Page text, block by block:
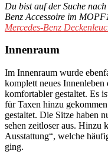
Du bist auf der Suche
Benz Accessoire im
Mercedes-Benz
Innenraum
Im Innenraum wurde
komplett neues
komfortabler gestaltet. Es
für Taxen hinzu
gestaltet. Die Sitze haben
sehen zeitloser aus. Hinzu
Ausstattung“, welche
ging.